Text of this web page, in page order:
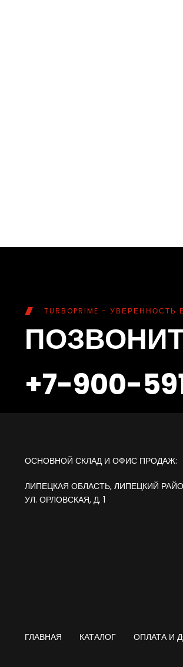
TURBOPRIME -
+7-900-
ОСНОВНОЙ СКЛАД И ОФИС ПРОДАЖ:
ЛИПЕЦКАЯ ОБЛАСТЬ, ЛИПЕЦКИЙ
УЛ. ОРЛОВСКАЯ, Д. 1
ГЛАВНАЯ КАТАЛОГ ОПЛАТА И